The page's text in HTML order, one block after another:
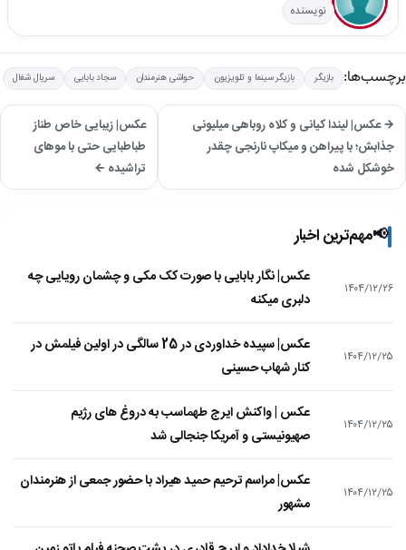
نویسنده
برچسب‌ها: بازیگر بازیگر سینما و تلویزیون حواشی هنرمندان سجاد بابایی سریال شغال
→ عکس| لیندا کیانی و کلاه روباهی میلیونی
جذابش؛ با پیراهن و میکاپ نارنجی چقدر
خوشکل شده
عکس| زیبایی خاص طناز
طباطبایی حتی با موهای
تراشیده ←
📢مهم‌ترین اخبار
۱۴۰۴/۱۲/۲۶
عکس| نگار بابایی با صورت کک مکی و چشمان رویایی چه
دلبری میکنه
۱۴۰۴/۱۲/۲۵
عکس| سپیده خداوردی در 25 سالگی در اولین فیلمش در
کنار شهاب حسینی
۱۴۰۴/۱۲/۲۵
عکس | واکنش ایرج طهماسب به دروغ های رژیم
صهیونیستی و آمریکا جنجالی شد
۱۴۰۴/۱۲/۲۵
عکس| مراسم ترحیم حمید هیراد با حضور جمعی از هنرمندان
مشهور